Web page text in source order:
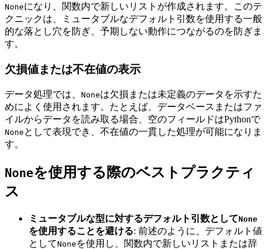
Noneになり、関数内で新しいリストが作成されます。このテ
クニックは、ミュータブルなデフォルト引数を使用する一般
的な落とし穴を防ぎ、予期しない動作につながるのを防ぎま
す。
欠損値または不在値の表示
データ処理では、 Noneは欠損または未定義のデータを示すた
めによく使用されます。たとえば、データベースまたはファ
イルからデータを読み取る場合、空のフィールドはPythonで
None として表現でき、不在値の一貫した処理が可能になりま
す。
Noneを使用する際のベストプラクティ
ス
ミュータブルな型に対するデフォルト引数としてNone
を使用することを避ける: 前述のように、デフォルト値
としてNone を使用し、関数内で新しいリストまたは辞